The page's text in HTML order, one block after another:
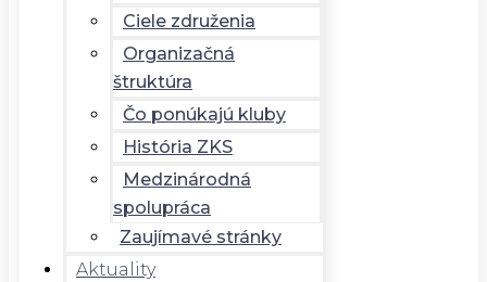
Ciele združenia
Organizačná
štruktúra
Čo ponúkajú kluby
História ZKS
Medzinárodná
spolupráca
Zaujímavé stránky
Aktuality